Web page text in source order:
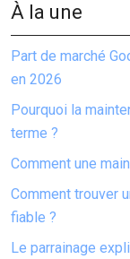
À la une
Part de marché
en 2026
Pourquoi la
terme ?
Comment une
Comment trouver
fiable ?
Le parrainage